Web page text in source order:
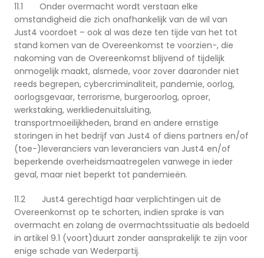
11.1 Onder overmacht wordt verstaan elke
omstandigheid die zich onafhankelijk van de wil van
Just4 voordoet – ook al was deze ten tijde van het tot
stand komen van de Overeenkomst te voorzien-, die
nakoming van de Overeenkomst blijvend of tijdelijk
onmogelijk maakt, alsmede, voor zover daaronder niet
reeds begrepen, cybercriminaliteit, pandemie, oorlog,
oorlogsgevaar, terrorisme, burgeroorlog, oproer,
werkstaking, werkliedenuitsluiting,
transportmoeilijkheden, brand en andere ernstige
storingen in het bedrijf van Just4 of diens partners en/of
(toe-)leveranciers van leveranciers van Just4 en/of
beperkende overheidsmaatregelen vanwege in ieder
geval, maar niet beperkt tot pandemieën.
11.2 Just4 gerechtigd haar verplichtingen uit de
Overeenkomst op te schorten, indien sprake is van
overmacht en zolang de overmachtssituatie als bedoeld
in artikel 9.1 (voort)duurt zonder aansprakelijk te zijn voor
enige schade van Wederpartij.